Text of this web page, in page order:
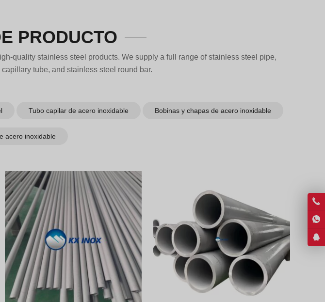
Indonesian
Georgian
Ukrainian
Malayalam
Xhosa
PRODUCTO
quality stainless steel products. We supply a full range of stainless steel pipe,
tube, and stainless steel round bar.
Tubo capilar de acero inoxidable Bobinas y chapas de acero inoxidable
acero inoxidable